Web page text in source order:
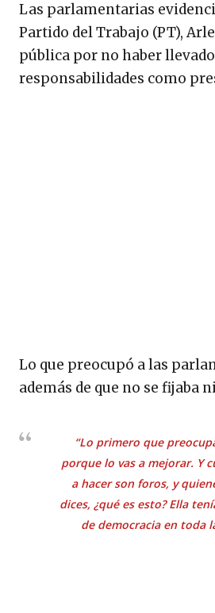
Las parlamentarias
Partido del Trabajo (PT),
pública por no haber
responsabilidades como
Lo que preocupó a las
además de que no se fijaba
“Lo primero que
porque lo vas a mejorar. Y
a hacer son foros, y
dices, ¿qué es esto? Ella
de democracia en toda